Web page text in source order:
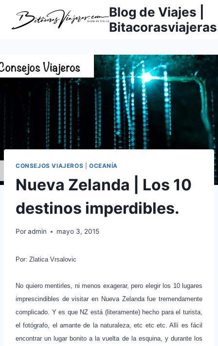
contenido
Blog de Viajes |
CONSEJOS VIAJEROS OCEANÍA
Nueva Zelanda | Los 10
destinos imperdibles.
Poradmin mayo 3, 2015
Por: Zlatica Vrsalovic
No quiero mentirles, ni menos exagerar, pero elegir los 10 lugares
imprescindibles de visitar en Nueva Zelanda fue tremendamente
complicado. Y es que NZ está (literamente) hecho para el turista,
el fotógrafo, el amante de la naturaleza, etc etc etc. Allí es fácil
encontrar un lugar bonito a la vuelta de la esquina, y durante los